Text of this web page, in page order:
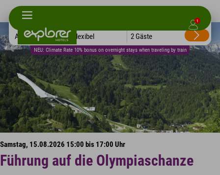
1
NEU: Climate Rate 10% bonus on overnight stays when traveling by train
Alle Hotels Flexibel 2 Gäste
Samstag, 15.08.2026 15:00 bis 17:00 Uhr
Führung auf die Olympiaschanze